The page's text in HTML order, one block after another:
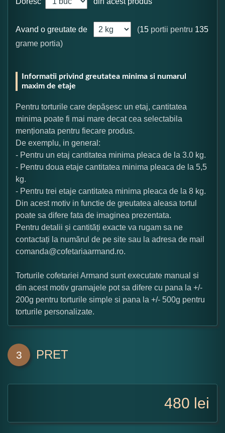
Avand o greutate de (15 portii pentru 135
grame portia)
Informatii privind greutatea minima si numarul
maxim de etaje
Pentru torturile care depășesc un etaj, cantitatea
minima poate fi mai mare decat cea selectabila
menționata pentru fiecare produs.
De exemplu, in general:
- Pentru un etaj cantitatea minima pleaca de la 3.0 kg.
- Pentru doua etaje cantitatea minima pleaca de la 5,5
kg.
- Pentru trei etaje cantitatea minima pleaca de la 8 kg.
Din acest motiv in functie de greutatea aleasa tortul
poate sa difere fata de imaginea prezentata.
Pentru detalii și cantități exacte va rugam sa ne
contactați la numărul de pe site sau la adresa de mail
comanda@cofetariaarmand.ro.
Torturile cofetariei Armand sunt executate manual si
din acest motiv gramajele pot sa difere cu pana la +/-
200g pentru torturile simple si pana la +/- 500g pentru
torturile personalizate.
3 PRET
480 lei